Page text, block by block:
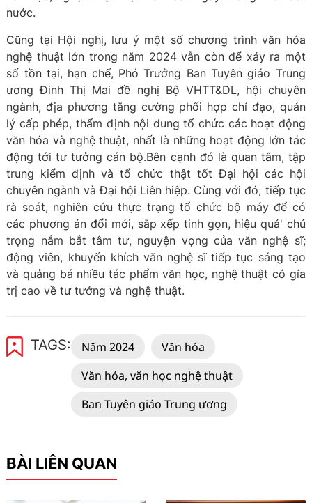
nước.
Cũng tại Hội nghị, lưu ý một số chương trình văn hóa
nghệ thuật lớn trong năm 2024 vẫn còn để xảy ra một
số tồn tại, hạn chế, Phó Trưởng Ban Tuyên giáo Trung
ương Đinh Thị Mai đề nghị Bộ VHTT&DL, hội chuyên
ngành, địa phương tăng cường phối hợp chỉ đạo, quản
lý cấp phép, thẩm định nội dung tổ chức các hoạt động
văn hóa và nghệ thuật, nhất là những hoạt động lớn tác
động tới tư tưởng cán bộ.Bên cạnh đó là quan tâm, tập
trung kiểm định và tổ chức thật tốt Đại hội các hội
chuyên ngành và Đại hội Liên hiệp. Cùng với đó, tiếp tục
rà soát, nghiên cứu thực trạng tổ chức bộ máy để có
các phương án đổi mới, sắp xếp tinh gọn, hiệu quả' chú
trọng nắm bắt tâm tư, nguyện vọng của văn nghệ sĩ;
động viên, khuyến khích văn nghệ sĩ tiếp tục sáng tạo
và quảng bá nhiều tác phẩm văn học, nghệ thuật có gía
trị cao về tư tưởng và nghệ thuật.
TAGS: Năm 2024
Văn hóa
Văn hóa, văn học nghệ thuật
Ban Tuyên giáo Trung ương
BÀI LIÊN QUAN